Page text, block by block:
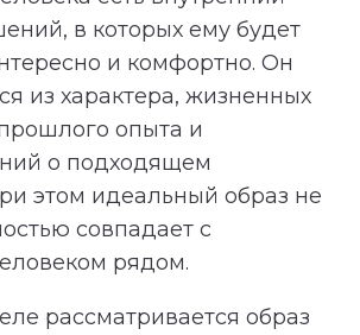
в которых ему будет
и комфортно. Он
из характера, жизненных
опыта и
о подходящем
этом идеальный образ не
совпадает с
рядом.
рассматривается образ